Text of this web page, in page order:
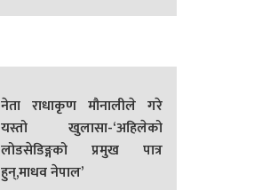
नेता राधाकृण मौनालीले गरे
यस्तो खुलासा-‘अहिलेको
लोडसेडिङ्गको प्रमुख पात्र
हुन्,माधव नेपाल’